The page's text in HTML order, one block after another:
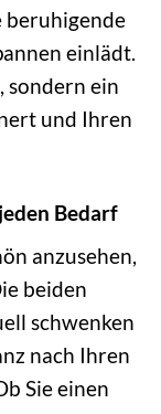
beruhigende
einlädt.
sondern ein
und Ihren
Bedarf
anzusehen,
beiden
schwenken
nach Ihren
Sie einen